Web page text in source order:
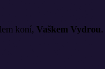
koní, Vaškem Vydrou